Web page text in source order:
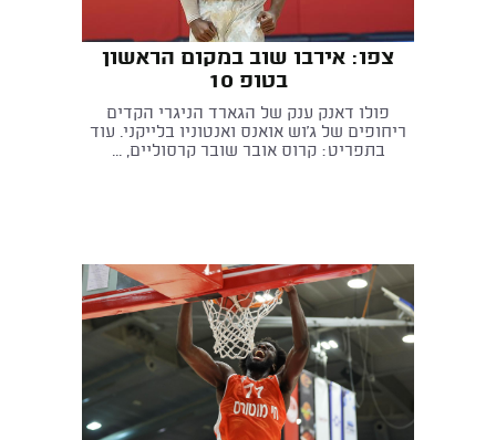
צפו: אירבו שוב במקום הראשון
בטופ 10
פולו דאנק ענק של הגארד הניגרי הקדים
ריחופים של ג'וש אואנס ואנטוניו בלייקני. עוד
בתפריט: קרוס אובר שובר קרסוליים, ...